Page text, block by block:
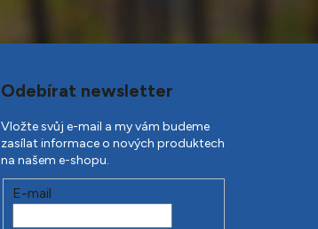
Odebírat newsletter
Vložte svůj e-mail a my vám budeme
zasílat informace o nových produktech
na našem e-shopu.
E-mail